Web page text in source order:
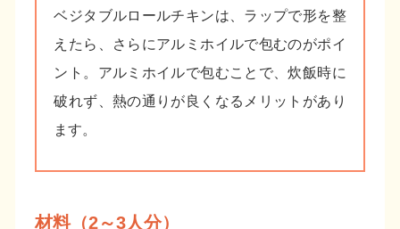
ベジタブルロールチキンは、ラップで形を整
えたら、さらにアルミホイルで包むのがポイ
ント。アルミホイルで包むことで、炊飯時に
破れず、熱の通りが良くなるメリットがあり
ます。
材料（2～3人分）